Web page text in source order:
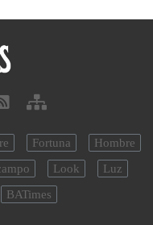
Fortuna
Hombre
Look
Luz
BATimes